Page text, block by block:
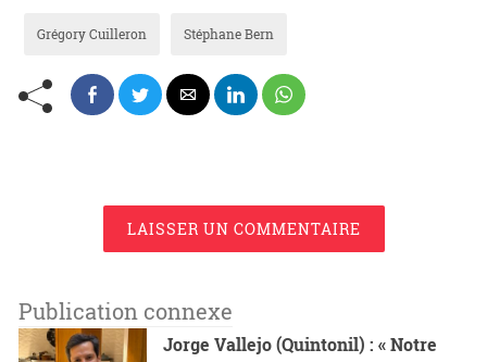
Grégory Cuilleron Stéphane Bern
LAISSER UN COMMENTAIRE
Publication connexe
Jorge Vallejo (Quintonil) : « Notre